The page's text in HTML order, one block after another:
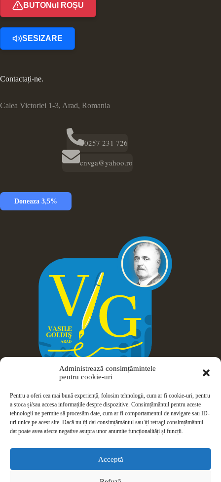
Administrează consimțămintele
pentru cookie-uri
Pentru a oferi cea mai bună experiență, folosim tehnologii, cum ar fi cookie-uri, pentru
a stoca și/sau accesa informațiile despre dispozitive. Consimțământul pentru aceste
tehnologii ne permite să procesăm date, cum ar fi comportamentul de navigare sau ID-
uri unice pe acest site. Dacă nu îți dai consimțământul sau îți retragi consimțământul
dat poate avea afecte negative asupra unor anumite funcționalități și funcții.
Acceptă
BUTONul ROȘU
SESIZARE
Contactați-ne.
Calea Victoriei 1-3, Arad, Romania
0257 231 726
cnvga@yahoo.ro
Doneaza 3,5%
Drepturi de autor © 2026 Colegiul Național Vasile Goldiș -